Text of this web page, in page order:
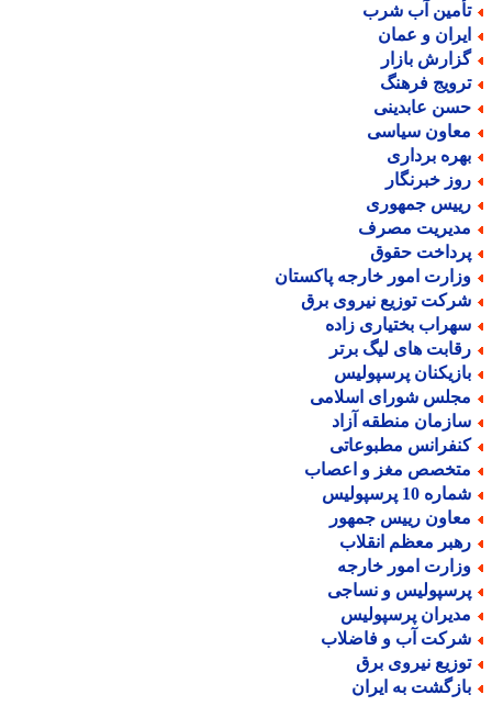
آب شرب
و عمان
بازار
فرهنگ
عابدینی
سیاسی
برداری
خبرنگار
جمهوری
مصرف
حقوق
امور خارجه پاکستان
توزیع نیروی برق
بختیاری زاده
های لیگ برتر
پرسپولیس
شورای اسلامی
منطقه آزاد
مطبوعاتی
مغز و اعصاب
10 پرسپولیس
رییس جمهور
معظم انقلاب
امور خارجه
و نساجی
پرسپولیس
آب و فاضلاب
نیروی برق
به ایران